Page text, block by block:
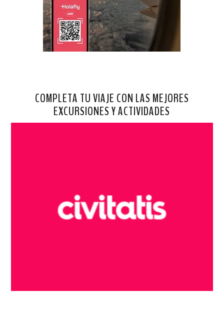
COMPLETA TU VIAJE CON LAS MEJORES
EXCURSIONES Y ACTIVIDADES